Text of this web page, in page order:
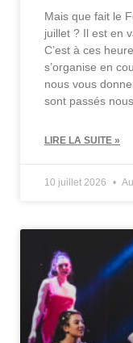
Mais que fait le
juillet ? Il est en
C’est à ces
s’organise en
nous vous
sont passés
LIRE LA SUITE »
10 juillet 2026